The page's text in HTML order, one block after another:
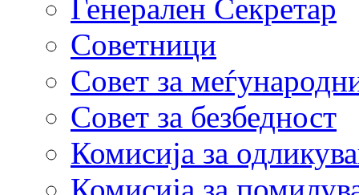
Генерален Секретар
Советници
Совет за
Совет за безбедност
Комисија за